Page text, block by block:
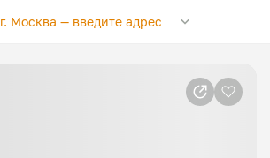
г. Москва —введите адрес